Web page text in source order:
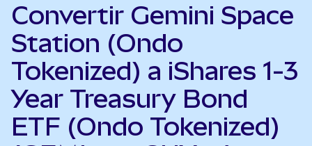
Convertir Gemini Space
Station (Ondo
Tokenized) a iShares 1-3
Year Treasury Bond
ETF (Ondo Tokenized)